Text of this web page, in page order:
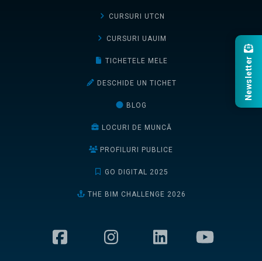
CURSURI UTCN
CURSURI UAUIM
TICHETELE MELE
DESCHIDE UN TICHET
BLOG
LOCURI DE MUNCĂ
PROFILURI PUBLICE
GO DIGITAL 2025
THE BIM CHALLENGE 2026
Newsletter